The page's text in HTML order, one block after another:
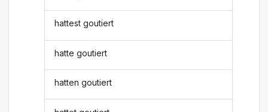
hattest goutiert
hatte goutiert
hatten goutiert